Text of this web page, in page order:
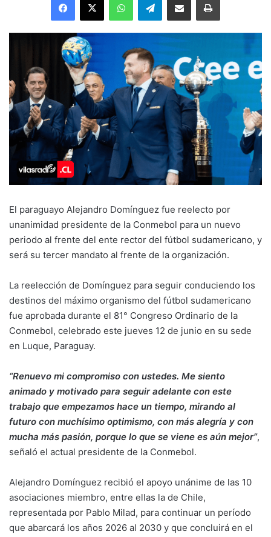
El paraguayo Alejandro Domínguez fue reelecto por
unanimidad presidente de la Conmebol para un nuevo
periodo al frente del ente rector del fútbol sudamericano, y
será su tercer mandato al frente de la organización.
La reelección de Domínguez para seguir conduciendo los
destinos del máximo organismo del fútbol sudamericano
fue aprobada durante el 81° Congreso Ordinario de la
Conmebol, celebrado este jueves 12 de junio en su sede
en Luque, Paraguay.
“Renuevo mi compromiso con ustedes. Me siento
animado y motivado para seguir adelante con este
trabajo que empezamos hace un tiempo, mirando al
futuro con muchísimo optimismo, con más alegría y con
mucha más pasión, porque lo que se viene es aún mejor”,
señaló el actual presidente de la Conmebol.
Alejandro Domínguez recibió el apoyo unánime de las 10
asociaciones miembro, entre ellas la de Chile,
representada por Pablo Milad, para continuar un período
que abarcará los años 2026 al 2030 y que concluirá en el